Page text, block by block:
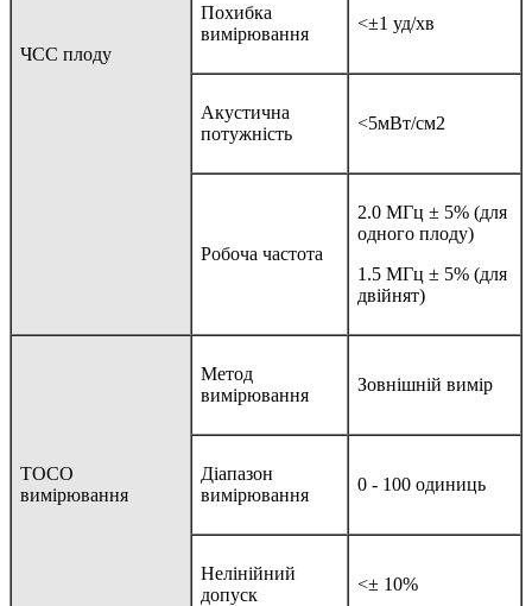
ЧСС плоду
Похибка
вимірювання
<±1 уд/хв
Акустична
потужність
<5мВт/см2
Робоча частота
2.0 МГц ± 5% (для
одного плоду)
1.5 МГц ± 5% (для
двійнят)
TOCO
вимірювання
Метод
вимірювання
Зовнішній вимір
Діапазон
вимірювання
0 - 100 одиниць
Нелінійний
допуск
<± 10%